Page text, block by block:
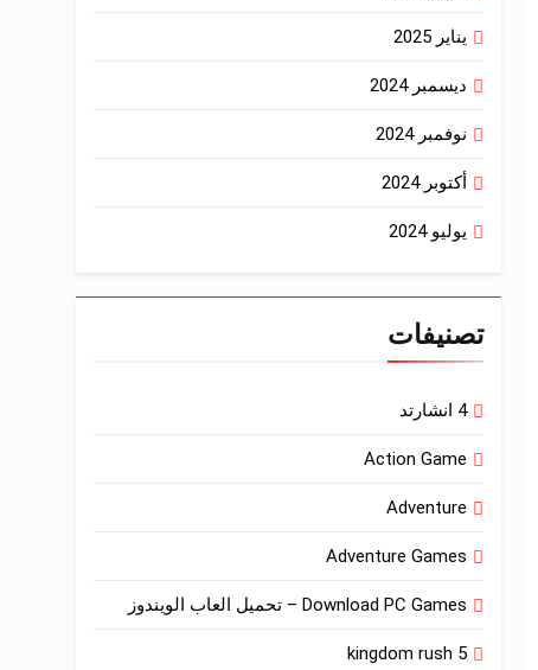
يناير 2025
ديسمبر 2024
نوفمبر 2024
أكتوبر 2024
يوليو 2024
تصنيفات
4 انشارتد
Action Game
Adventure
Adventure Games
Download PC Games – تحميل العاب الويندوز
kingdom rush 5